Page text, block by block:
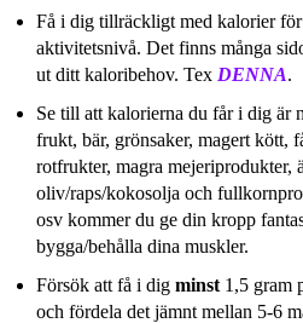
Få i dig tillräckligt med kalorier
aktivitetsnivå. Det finns många
ut ditt kaloribehov. Tex DENNA.
Se till att kalorierna du får i dig är
frukt, bär, grönsaker, magert kött,
rotfrukter, magra mejeriprodukter,
oliv/raps/kokosolja och
osv kommer du ge din kropp
bygga/behålla dina muskler.
Försök att få i dig minst 1,5 gram
och fördela det jämnt mellan 5-6